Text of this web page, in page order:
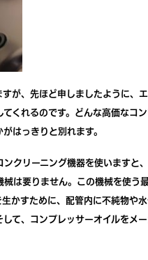
が、先ほど申しましたように、
くれるのです。どんな高価なコ
はっきりと別れます。
クリーニング機器を使いますと
は要りません。この機械を使
かすために、配管内に不純物や
て、コンプレッサーオイルを